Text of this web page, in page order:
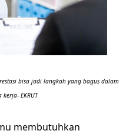
bisa jadi langkah yang bagus dalam
EKRUT
membutuhkan